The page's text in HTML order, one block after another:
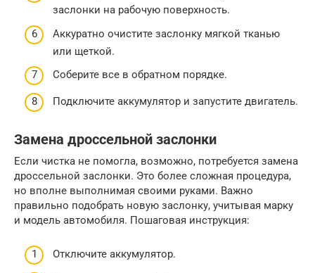
заслонки на рабочую поверхность.
Аккуратно очистите заслонку мягкой тканью
или щеткой.
Соберите все в обратном порядке.
Подключите аккумулятор и запустите двигатель.
Замена дроссельной заслонки
Если чистка не помогла, возможно, потребуется замена
дроссельной заслонки. Это более сложная процедура,
но вполне выполнимая своими руками. Важно
правильно подобрать новую заслонку, учитывая марку
и модель автомобиля. Пошаговая инструкция:
Отключите аккумулятор.